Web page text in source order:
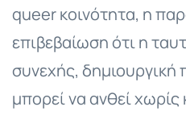
queer κοινότητα, η
επιβεβαίωση ότι η
συνεχής,
μπορεί να ανθεί χωρίς